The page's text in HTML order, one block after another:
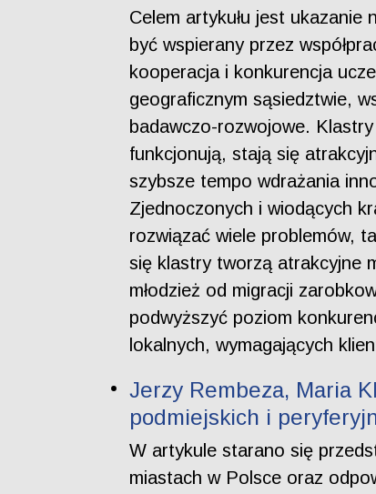
Celem artykułu jest
być wspierany przez
kooperacja i konkurencja
geograficznym sąsiedztwie,
badawczo-rozwojowe.
funkcjonują, stają się
szybsze tempo wdrażania
Zjednoczonych i wiodących
rozwiązać wiele problemów,
się klastry tworzą atrakcyjne
młodzież od migracji
podwyższyć poziom
lokalnych, wymagających
Jerzy Rembeza, Maria
podmiejskich i
W artykule starano się
miastach w Polsce oraz